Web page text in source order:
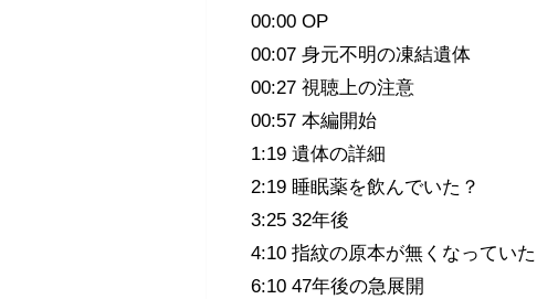
00:00 OP
00:07 身元不明の凍結遺体
00:27 視聴上の注意
00:57 本編開始
1:19 遺体の詳細
2:19 睡眠薬を飲んでいた？
3:25 32年後
4:10 指紋の原本が無くなっていた
6:10 47年後の急展開